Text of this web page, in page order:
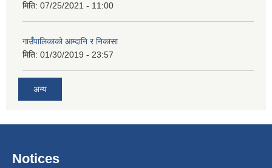
मिति: 07/25/2021 - 11:00
गाउँपालिकाको आम्दानि र निकासा
मिति: 01/30/2019 - 23:57
अन्य
Notices